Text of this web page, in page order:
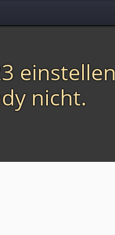
nicht.